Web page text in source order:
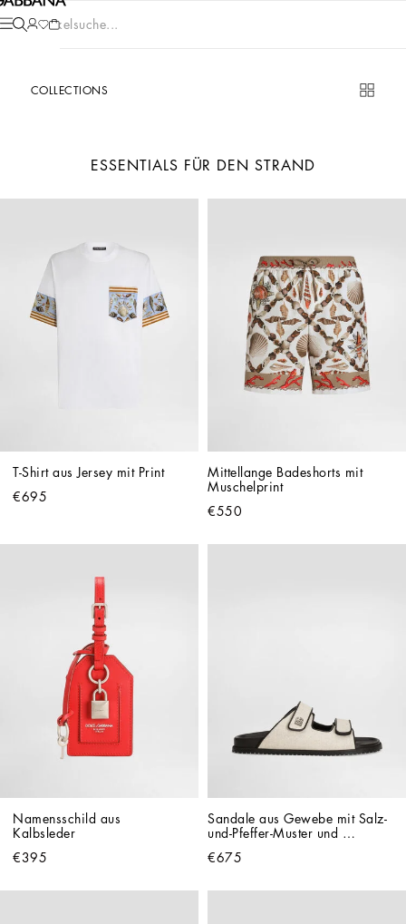
Artikelsuche...
COLLECTIONS
ESSENTIALS FÜR DEN STRAND
T-Shirt aus Jersey mit Print
€695
Mittellange Badeshorts mit
Muschelprint
€550
Namensschild aus
€395
Sandale aus Gewebe mit Salz-
und-Pfeffer-Muster und
€675